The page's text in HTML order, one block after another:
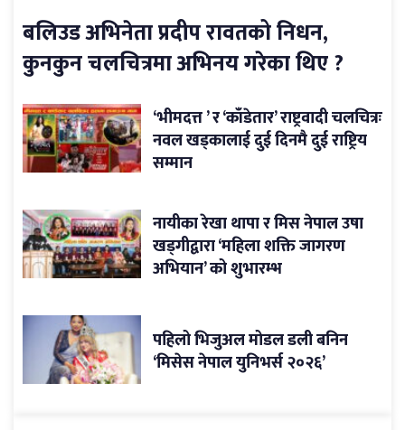
बलिउड अभिनेता प्रदीप रावतको निधन,
कुनकुन चलचित्रमा अभिनय गरेका थिए ?
‘भीमदत्त ’ र ‘काँडेतार’ राष्ट्रवादी चलचित्रः
नवल खड्कालाई दुई दिनमै दुई राष्ट्रिय
सम्मान
नायीका रेखा थापा र मिस नेपाल उषा
खड्गीद्वारा ‘महिला शक्ति जागरण
अभियान’ को शुभारम्भ
पहिलो भिजुअल मोडल डली बनिन
‘मिसेस नेपाल युनिभर्स २०२६’